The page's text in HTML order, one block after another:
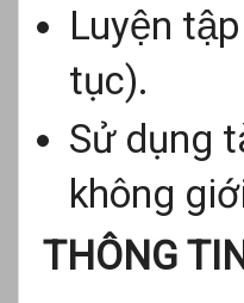
Luyện
tục).
Sử dụng
không
THÔNG